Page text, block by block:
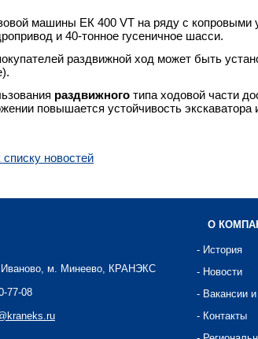
машины ЕК 400 VT на ряду с
и 40-тонное гусеничное шасси.
раздвижной ход может быть
раздвижного типа ходовой части
повышается устойчивость экскаватора
новостей
Иваново, м. Минеево, КРАНЭКС
77-08
О
- История
- Новости
- Вакансии
- Контакты